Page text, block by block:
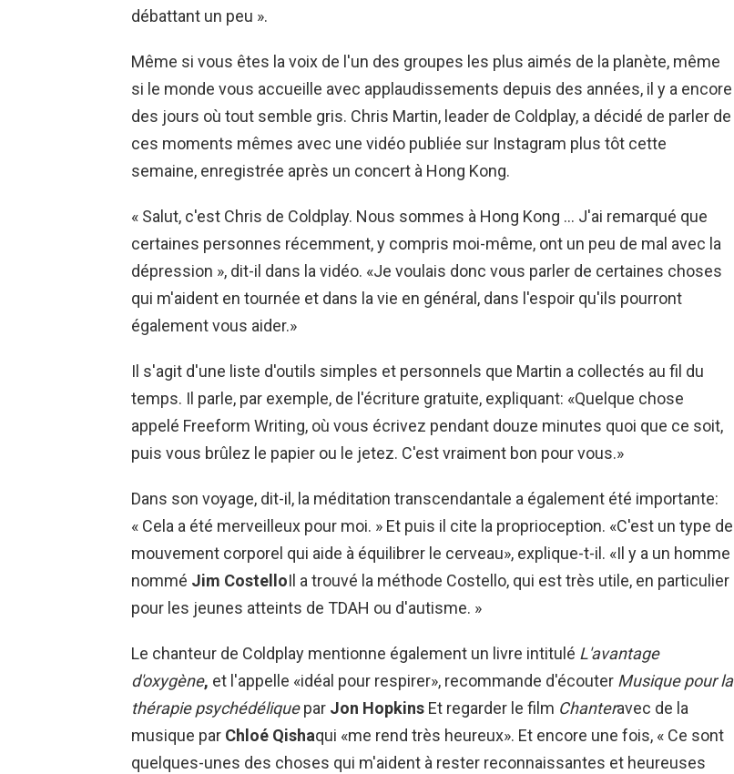
débattant un peu ».
Même si vous êtes la voix de l'un des groupes les plus aimés de la planète, même
si le monde vous accueille avec applaudissements depuis des années, il y a encore
des jours où tout semble gris. Chris Martin, leader de Coldplay, a décidé de parler de
ces moments mêmes avec une vidéo publiée sur Instagram plus tôt cette
semaine, enregistrée après un concert à Hong Kong.
« Salut, c'est Chris de Coldplay. Nous sommes à Hong Kong … J'ai remarqué que
certaines personnes récemment, y compris moi-même, ont un peu de mal avec la
dépression », dit-il dans la vidéo. «Je voulais donc vous parler de certaines choses
qui m'aident en tournée et dans la vie en général, dans l'espoir qu'ils pourront
également vous aider.»
Il s'agit d'une liste d'outils simples et personnels que Martin a collectés au fil du
temps. Il parle, par exemple, de l'écriture gratuite, expliquant: «Quelque chose
appelé Freeform Writing, où vous écrivez pendant douze minutes quoi que ce soit,
puis vous brûlez le papier ou le jetez. C'est vraiment bon pour vous.»
Dans son voyage, dit-il, la méditation transcendantale a également été importante:
« Cela a été merveilleux pour moi. » Et puis il cite la proprioception. «C'est un type de
mouvement corporel qui aide à équilibrer le cerveau», explique-t-il. «Il y a un homme
nommé Jim CostelloIl a trouvé la méthode Costello, qui est très utile, en particulier
pour les jeunes atteints de TDAH ou d'autisme. »
Le chanteur de Coldplay mentionne également un livre intitulé L'avantage
d'oxygène, et l'appelle «idéal pour respirer», recommande d'écouter Musique pour la
thérapie psychédéliquepar Jon Hopkins Et regarder le film Chanteravec de la
musique par Chloé Qishaqui «me rend très heureux». Et encore une fois, « Ce sont
quelques-unes des choses qui m'aident à rester reconnaissantes et heureuses